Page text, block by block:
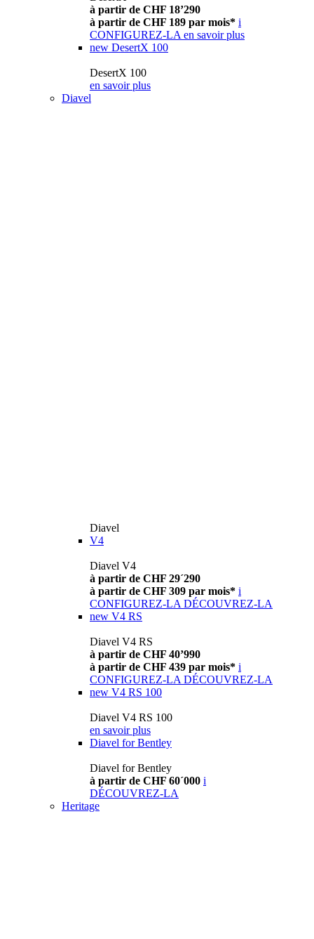
à partir de CHF 18’290
à partir de CHF 189 par mois* i
CONFIGUREZ-LA en savoir plus
new DesertX 100
DesertX 100
en savoir plus
Diavel
Diavel
V4
Diavel V4
à partir de CHF 29´290
à partir de CHF 309 par mois* i
CONFIGUREZ-LA DÉCOUVREZ-LA
new V4 RS
Diavel V4 RS
à partir de CHF 40’990
à partir de CHF 439 par mois* i
CONFIGUREZ-LA DÉCOUVREZ-LA
new V4 RS 100
Diavel V4 RS 100
en savoir plus
Diavel for Bentley
Diavel for Bentley
à partir de CHF 60´000 i
DÉCOUVREZ-LA
Heritage